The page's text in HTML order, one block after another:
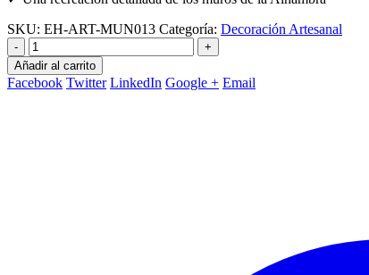
SKU: EH-ART-MUN013 Categoría: Decoración Artesanal
-
+
Añadir al carrito
Facebook Twitter LinkedIn Google + Email